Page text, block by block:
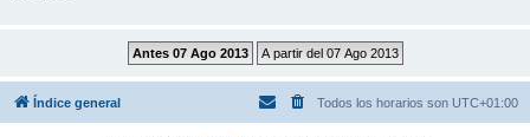
Índice general Todos los horarios son UTC+01:00